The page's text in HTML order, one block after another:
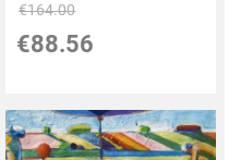
€164.00
€88.56